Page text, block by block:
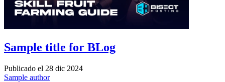
Sample title for BLog
Publicado el 28 dic 2024
Sample author